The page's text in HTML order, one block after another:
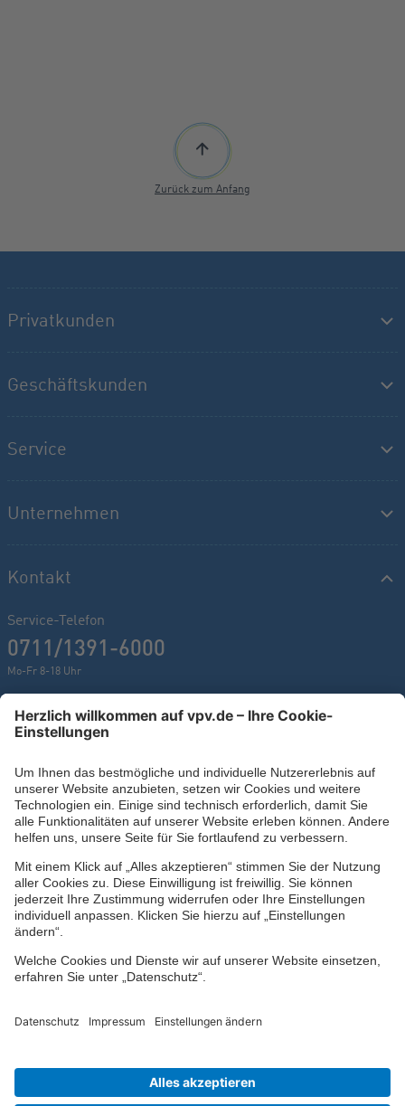
Zurück zum Anfang
Privatkunden
Geschäftskunden
Service
Unternehmen
Kontakt
Service-Telefon
0711/1391-6000
Mo-Fr 8-18 Uhr
Kontaktformular
Impressum
Cookie-Einstellungen
Barrierefreiheit